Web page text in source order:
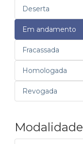
Deserta
Em andamento
Fracassada
Homologada
Revogada
Modalidade